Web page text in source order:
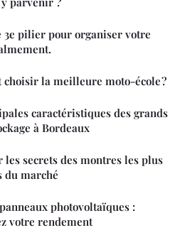
3e pilier pour organiser votre
choisir la meilleure moto-école ?
caractéristiques des grands
à Bordeaux
les secrets des montres les plus
du marché
photovoltaïques :
votre rendement